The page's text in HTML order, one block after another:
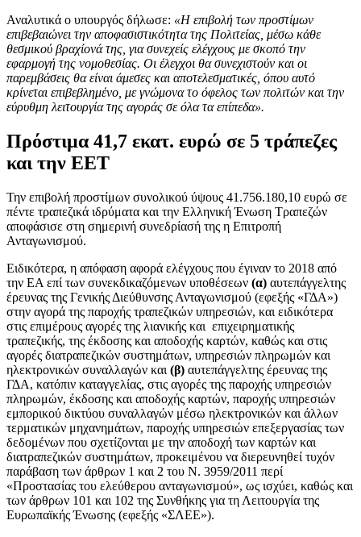
Αναλυτικά ο υπουργός δήλωσε: «Η επιβολή των προστίμων
επιβεβαιώνει την αποφασιστικότητα της Πολιτείας, μέσω κάθε
θεσμικού βραχίονά της, για συνεχείς ελέγχους με σκοπό την
εφαρμογή της νομοθεσίας. Οι έλεγχοι θα συνεχιστούν και οι
παρεμβάσεις θα είναι άμεσες και αποτελεσματικές, όπου αυτό
κρίνεται επιβεβλημένο, με γνώμονα το όφελος των πολιτών και την
εύρυθμη λειτουργία της αγοράς σε όλα τα επίπεδα».
Πρόστιμα 41,7 εκατ. ευρώ σε 5 τράπεζες
και την ΕΕΤ
Την επιβολή προστίμων συνολικού ύψους 41.756.180,10 ευρώ σε
πέντε τραπεζικά ιδρύματα και την Ελληνική Ένωση Τραπεζών
αποφάσισε στη σημερινή συνεδρίασή της η Επιτροπή
Ανταγωνισμού.
Ειδικότερα, η απόφαση αφορά ελέγχους που έγιναν το 2018 από
την ΕΑ επί των συνεκδικαζόμενων υποθέσεων (α) αυτεπάγγελτης
έρευνας της Γενικής Διεύθυνσης Ανταγωνισμού (εφεξής «ΓΔΑ»)
στην αγορά της παροχής τραπεζικών υπηρεσιών, και ειδικότερα
στις επιμέρους αγορές της λιανικής και επιχειρηματικής
τραπεζικής, της έκδοσης και αποδοχής καρτών, καθώς και στις
αγορές διατραπεζικών συστημάτων, υπηρεσιών πληρωμών και
ηλεκτρονικών συναλλαγών και (β) αυτεπάγγελτης έρευνας της
ΓΔΑ, κατόπιν καταγγελίας, στις αγορές της παροχής υπηρεσιών
πληρωμών, έκδοσης και αποδοχής καρτών, παροχής υπηρεσιών
εμπορικού δικτύου συναλλαγών μέσω ηλεκτρονικών και άλλων
τερματικών μηχανημάτων, παροχής υπηρεσιών επεξεργασίας των
δεδομένων που σχετίζονται με την αποδοχή των καρτών και
διατραπεζικών συστημάτων, προκειμένου να διερευνηθεί τυχόν
παράβαση των άρθρων 1 και 2 του Ν. 3959/2011 περί
«Προστασίας του ελεύθερου ανταγωνισμού», ως ισχύει, καθώς και
των άρθρων 101 και 102 της Συνθήκης για τη Λειτουργία της
Ευρωπαϊκής Ένωσης (εφεξής «ΣΛΕΕ»).